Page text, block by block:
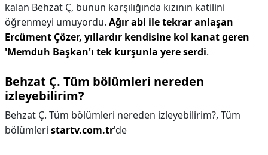
kalan Behzat Ç, bunun karşılığında kızının katilini
öğrenmeyi umuyordu. Ağır abi ile tekrar anlaşan
Ercüment Çözer, yıllardır kendisine kol kanat geren
'Memduh Başkan'ı tek kurşunla yere serdi.
Behzat Ç. Tüm bölümleri nereden
izleyebilirim?
Behzat Ç. Tüm bölümleri nereden izleyebilirim?, Tüm
bölümleri startv.com.tr'de